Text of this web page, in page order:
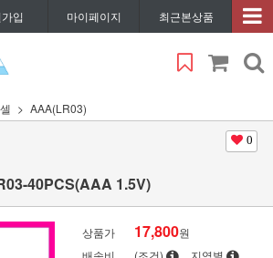
입 마이페이지 최근본상품
AAA(LR03)
0
40PCS(AAA 1.5V)
상품가 17,800원
배송비
(조건) 지역별